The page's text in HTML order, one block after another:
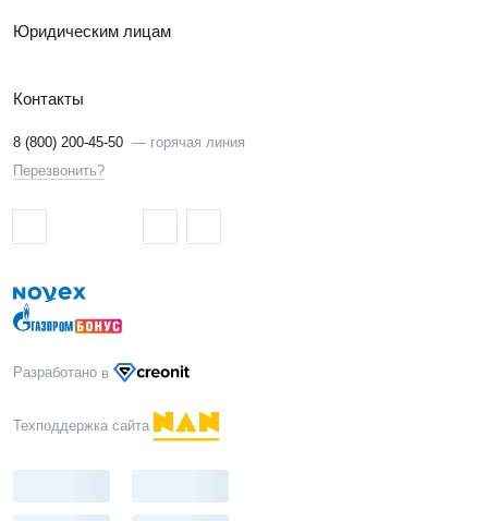
Юридическим лицам
Контакты
8 (800) 200-45-50 — горячая линия
Перезвонить?
Разработано в
Техподдержка сайта